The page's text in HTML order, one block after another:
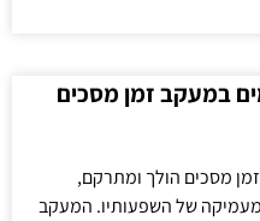
במעקב זמן מסכים
מסכים הולך ומתרקם,
של השפעותיו. המעקב